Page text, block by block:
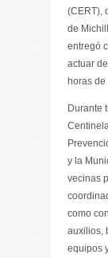
(CERT),
de
entregó
actuar
horas
Durante
y la
vecinas
como
auxilios,
equipos